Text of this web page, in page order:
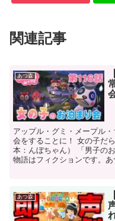
関連記事
あつ森
アップル・グミ・メープル
会をすることに！ 女の子だ
本：んぼちゃん） 「男子の
物語はフィクションです。
あつ森